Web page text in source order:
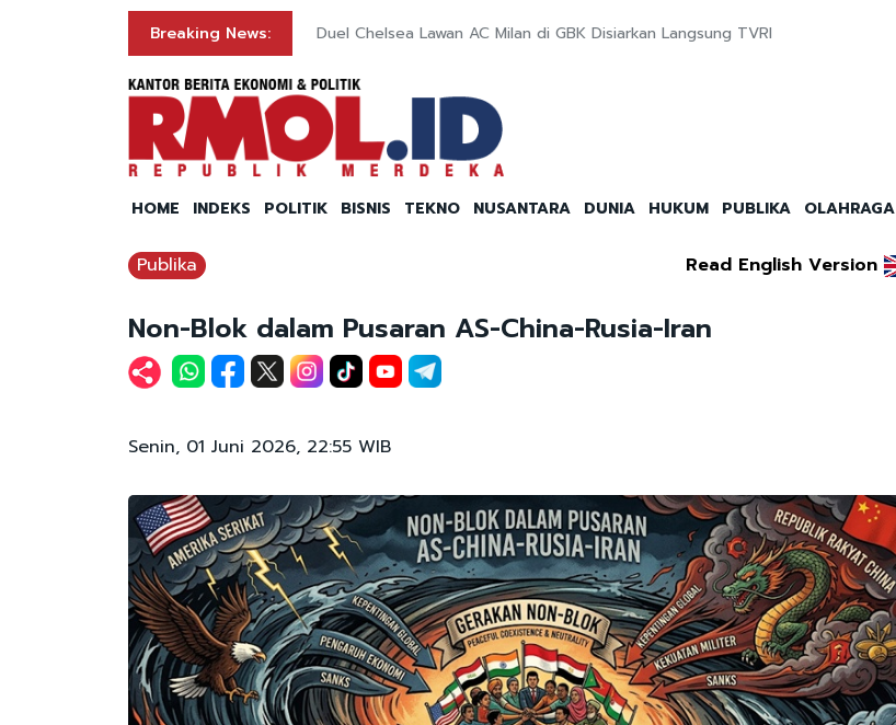
Breaking News: Duel Chelsea Lawan AC Milan di GBK Disiarkan Langsung TVRI
HOME INDEKS POLITIK BISNIS TEKNO NUSANTARA DUNIA HUKUM PUBLIKA OLAHRAGA
Publika Read English Version
Non-Blok dalam Pusaran AS-China-Rusia-Iran
Senin, 01 Juni 2026, 22:55 WIB